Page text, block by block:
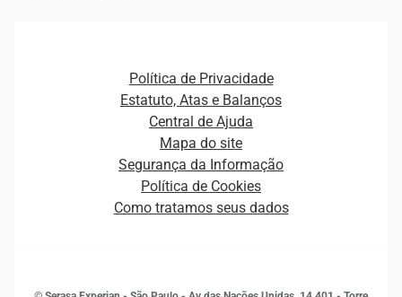
Plataformas e Motores de decisão
Ver todo o conteúdo
Curso Gratuito de Saúde Financeira
Empreendedorismo
Estudos e Pesquisas
Distribuidores e representantes
Estrutura Organizacional
Sala de Imprensa
Política de Privacidade
Estatuto, Atas e Balanços
Central de Ajuda
Mapa do site
Segurança da Informação
Política de Cookies
Como tratamos seus dados